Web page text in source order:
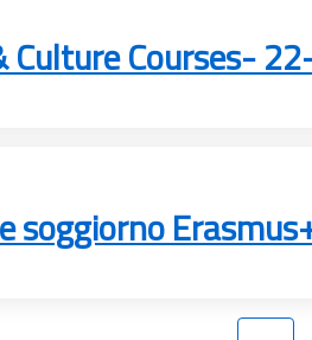
Culture Courses-
soggiorno